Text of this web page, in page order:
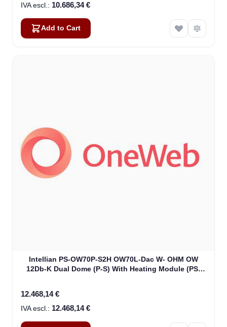
10.686,34 €
Add to Cart
Intellian PS-OW70P-S2H OW70L-Dac W- OHM OW
12Db-K Dual Dome (P-S) With Heating Module (PS-
12.468,14 €
12.468,14 €